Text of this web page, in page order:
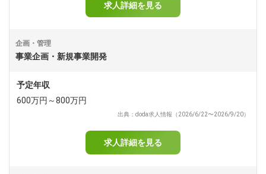
求人詳細を見る
企画・管理
事業企画・新規事業開発
予定年収
600万円～800万円
出典：doda求人情報（2026/6/22〜2026/9/20）
求人詳細を見る